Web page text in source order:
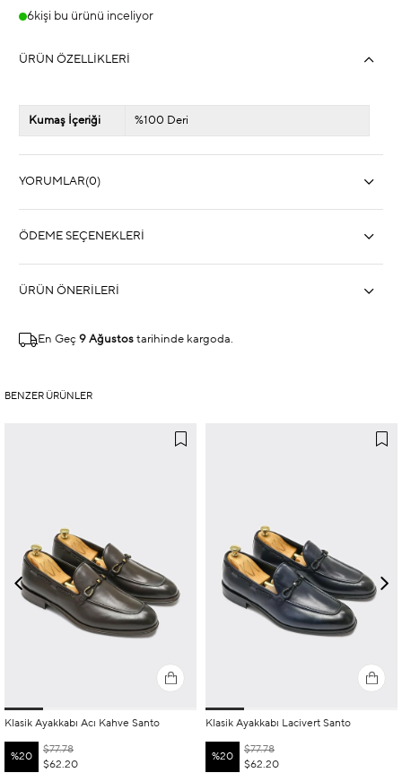
6kişi bu ürünü inceliyor
ÜRÜN ÖZELLIKLERI
Kumaş İçeriği %100 Deri
YORUMLAR(0)
ÖDEME SEÇENEKLERI
ÜRÜN ÖNERILERI
En Geç 9 Ağustos tarihinde kargoda.
BENZER ÜRÜNLER
Klasik Ayakkabı Acı Kahve Santo
%20
$62.20
$77.78
Klasik Ayakkabı Lacivert Santo
%20
$62.20
$77.78